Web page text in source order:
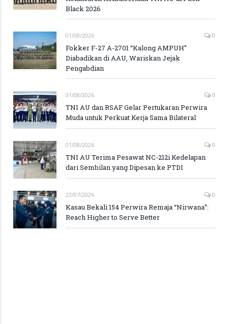
Black 2026
01/08/2026 0
Fokker F-27 A-2701 “Kalong AMPUH”
Diabadikan di AAU, Wariskan Jejak
Pengabdian
01/08/2026 0
TNI AU dan RSAF Gelar Pertukaran Perwira
Muda untuk Perkuat Kerja Sama Bilateral
01/08/2026 0
TNI AU Terima Pesawat NC-212i Kedelapan
dari Sembilan yang Dipesan ke PTDI
23/07/2026 0
Kasau Bekali 154 Perwira Remaja “Nirwana”:
Reach Higher to Serve Better